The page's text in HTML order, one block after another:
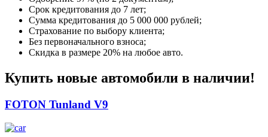
Срок кредитования до 7 лет;
Сумма кредитования до 5 000 000 рублей;
Страхование по выбору клиента;
Без первоначального взноса;
Скидка в размере 20% на любое авто.
Купить новые автомобили в наличии!
FOTON Tunland V9